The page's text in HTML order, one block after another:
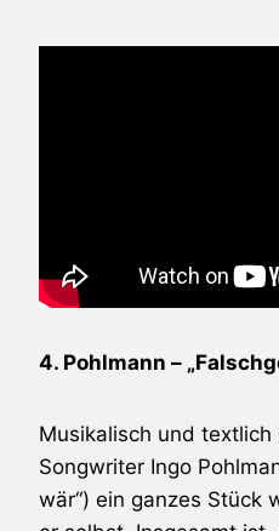
4. Pohlmann –
Musikalisch und
Songwriter Ingo
wär“) ein ganzes Stück